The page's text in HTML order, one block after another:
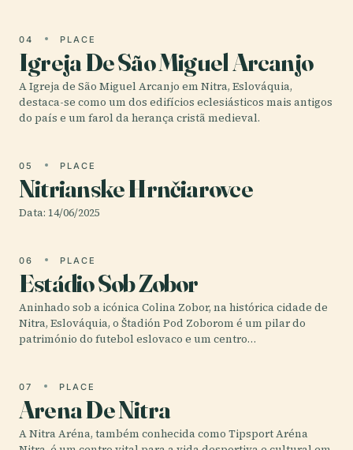
04 PLACE
Igreja De São Miguel Arcanjo
A Igreja de São Miguel Arcanjo em Nitra, Eslováquia,
destaca-se como um dos edifícios eclesiásticos mais antigos
do país e um farol da herança cristã medieval.
05 PLACE
Nitrianske Hrnčiarovce
Data: 14/06/2025
06 PLACE
Estádio Sob Zobor
Aninhado sob a icónica Colina Zobor, na histórica cidade de
Nitra, Eslováquia, o Štadión Pod Zoborom é um pilar do
património do futebol eslovaco e um centro…
07 PLACE
Arena De Nitra
A Nitra Aréna, também conhecida como Tipsport Aréna